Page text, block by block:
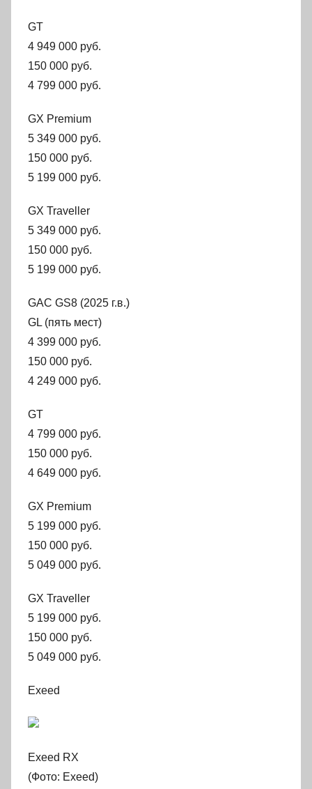
GT
4 949 000 руб.
150 000 руб.
4 799 000 руб.
GX Premium
5 349 000 руб.
150 000 руб.
5 199 000 руб.
GX Traveller
5 349 000 руб.
150 000 руб.
5 199 000 руб.
GAC GS8 (2025 г.в.)
GL (пять мест)
4 399 000 руб.
150 000 руб.
4 249 000 руб.
GT
4 799 000 руб.
150 000 руб.
4 649 000 руб.
GX Premium
5 199 000 руб.
150 000 руб.
5 049 000 руб.
GX Traveller
5 199 000 руб.
150 000 руб.
5 049 000 руб.
Exeed
Exeed RX
(Фото: Exeed)